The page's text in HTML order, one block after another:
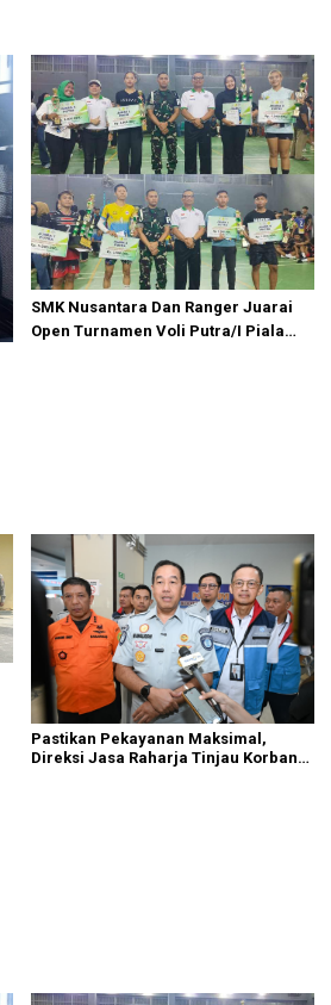
SMK Nusantara Dan Ranger Juarai
Open Turnamen Voli Putra/I Piala
Pastikan Pekayanan Maksimal,
Direksi Jasa Raharja Tinjau Korban